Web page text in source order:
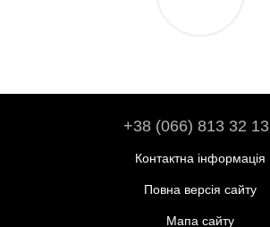
+38 (066) 813 32 13
Контактна інформація
Повна версія сайту
Мапа сайту